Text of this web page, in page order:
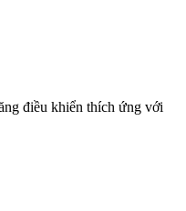
điều khiển thích ứng với